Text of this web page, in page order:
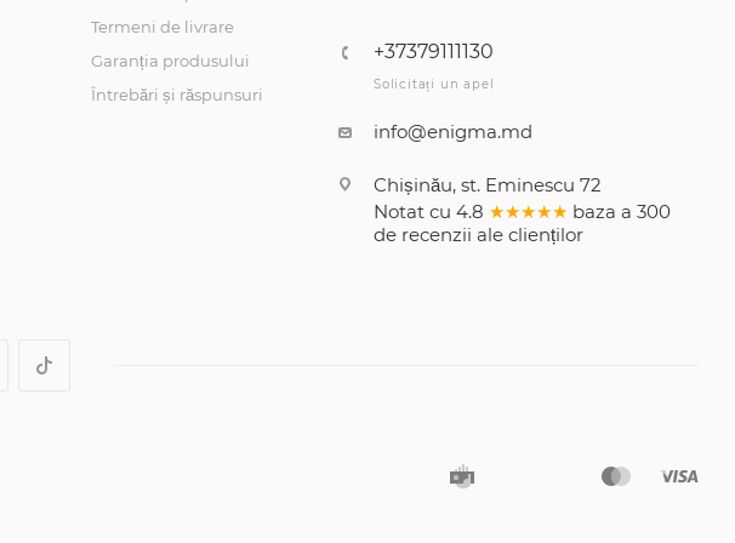
Termeni de livrare
Garanția produsului
Întrebări și răspunsuri
+37379111130
Solicitați un apel
info@enigma.md
Chișinău, st. Eminescu 72
Notat cu 4.8 ★★★★★ baza a 300
de recenzii ale clienților